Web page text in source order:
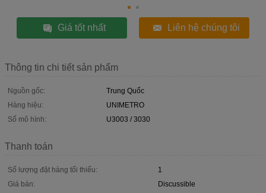
Giá tốt nhất Liên hệ chúng tôi
Thông tin chi tiết sản phẩm
Nguồn gốc:
Trung Quốc
Hàng hiệu:
UNIMETRO
Số mô hình:
U3003 / 3030
Thanh toán
Số lượng đặt hàng tối thiểu:
1
Giá bán:
Discussible